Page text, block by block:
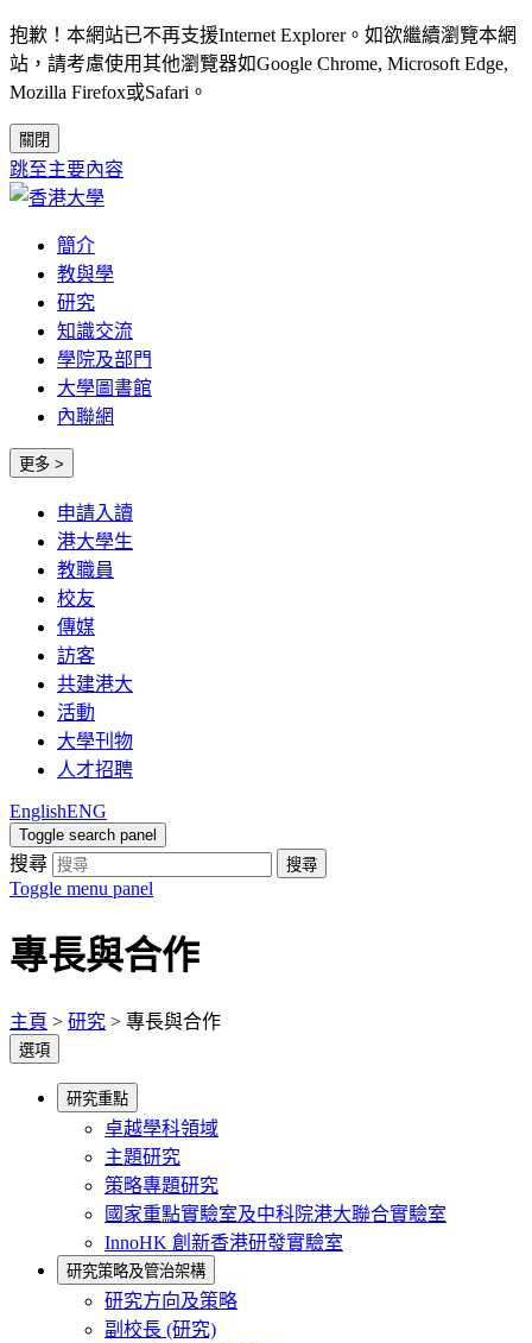
抱歉！本網站已不再支援Internet Explorer。如欲繼續瀏覽本網
站，請考慮使用其他瀏覽器如Google Chrome, Microsoft Edge,
Mozilla Firefox或Safari。
關閉
跳至主要內容
簡介
教與學
研究
知識交流
學院及部門
大學圖書館
內聯網
更多 >
申請入讀
港大學生
教職員
校友
傳媒
訪客
共建港大
活動
大學刊物
人才招聘
EnglishENG
Toggle search panel
搜尋 搜尋
Toggle menu panel
專長與合作
主頁 > 研究 > 專長與合作
選項
研究重點
卓越學科領域
主題研究
策略專題研究
國家重點實驗室及中科院港大聯合實驗室
InnoHK 創新香港研發實驗室
研究策略及管治架構
研究方向及策略
副校長 (研究)